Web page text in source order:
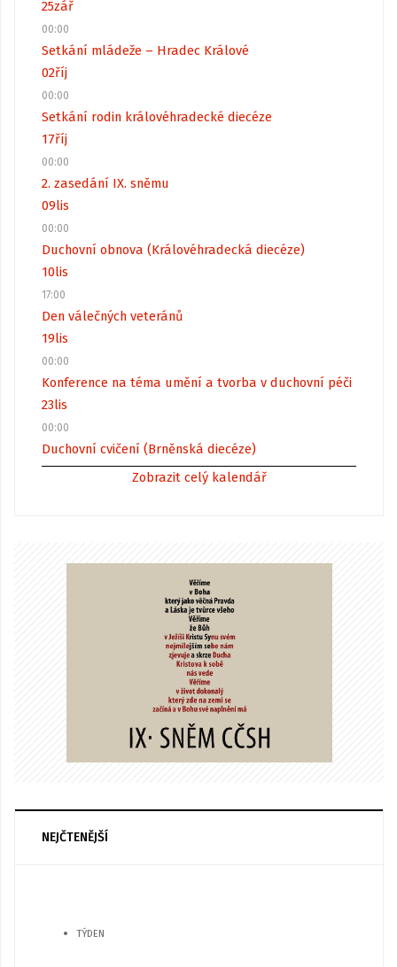
25zář
00:00
Setkání mládeže – Hradec Králové
02říj
00:00
Setkání rodin královéhradecké diecéze
17říj
00:00
2. zasedání IX. sněmu
09lis
00:00
Duchovní obnova (Královéhradecká diecéze)
10lis
17:00
Den válečných veteránů
19lis
00:00
Konference na téma umění a tvorba v duchovní péči
23lis
00:00
Duchovní cvičení (Brněnská diecéze)
Zobrazit celý kalendář
NEJČTENĚJŠÍ
TÝDEN